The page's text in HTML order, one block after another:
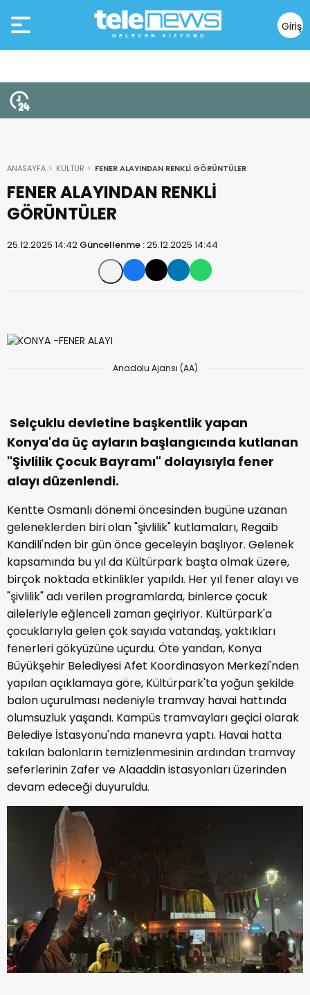
Giriş
Yap
ANASAYFA KÜLTÜR FENER ALAYINDAN RENKLİ GÖRÜNTÜLER
FENER ALAYINDAN RENKLİ
GÖRÜNTÜLER
25.12.2025 14:42 Güncellenme :25.12.2025 14:44
Anadolu Ajansı (AA)
Selçuklu devletine başkentlik yapan
Konya'da üç ayların başlangıcında kutlanan
"Şivlilik Çocuk Bayramı" dolayısıyla fener
alayı düzenlendi.
Kentte Osmanlı dönemi öncesinden bugüne uzanan
geleneklerden biri olan "şivlilik" kutlamaları, Regaib
Kandili'nden bir gün önce geceleyin başlıyor. Gelenek
kapsamında bu yıl da Kültürpark başta olmak üzere,
birçok noktada etkinlikler yapıldı. Her yıl fener alayı ve
"şivlilik" adı verilen programlarda, binlerce çocuk
aileleriyle eğlenceli zaman geçiriyor. Kültürpark'a
çocuklarıyla gelen çok sayıda vatandaş, yaktıkları
fenerleri gökyüzüne uçurdu. Öte yandan, Konya
Büyükşehir Belediyesi Afet Koordinasyon Merkezi'nden
yapılan açıklamaya göre, Kültürpark'ta yoğun şekilde
balon uçurulması nedeniyle tramvay havai hattında
olumsuzluk yaşandı. Kampüs tramvayları geçici olarak
Belediye İstasyonu'nda manevra yaptı. Havai hatta
takılan balonların temizlenmesinin ardından tramvay
seferlerinin Zafer ve Alaaddin istasyonları üzerinden
devam edeceği duyuruldu.